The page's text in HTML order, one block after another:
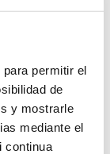
permitir el
de
y mostrarle
mediante el
continuaantes